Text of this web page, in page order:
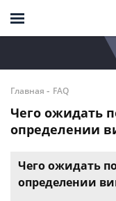
Главная - FAQ
Чего ожидать
определении
Чего ожидать
определении